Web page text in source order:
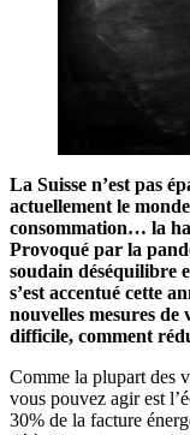
La Suisse n’est pas
actuellement le
consommation… la
Provoqué par la
soudain déséquilibre
s’est accentué cette
nouvelles mesures
difficile, comment
Comme la plupart des
vous pouvez agir est
30% de la facture